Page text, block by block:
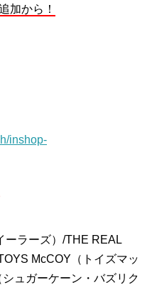
加から！
inshop-
ーラーズ）/THE REAL
McCOY（トイズマッ
ュガーケーン・バズリク